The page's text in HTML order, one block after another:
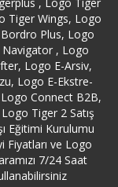
Tiger Wings, Logo
Plus, Logo
, Logo
Logo E-Arsiv,
Logo E-Ekstre-
Connect B2B,
Tiger 2 Satış
Eğitimi Kurulumu
Fiyatları ve Logo
7/24 Saat